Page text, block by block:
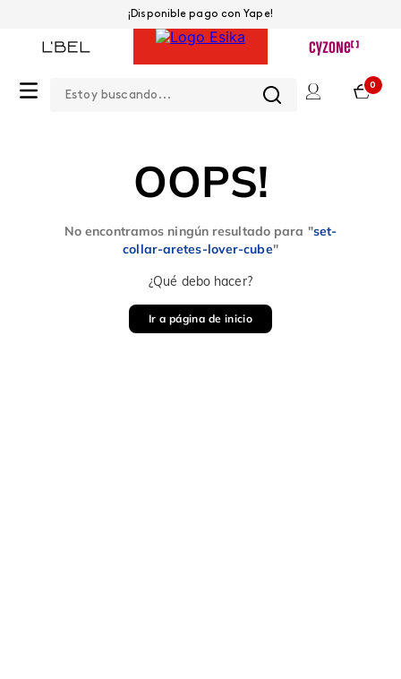
0
¡Disponible pago con Yape!
OOPS!
No encontramos ningún resultado para "set-
collar-aretes-lover-cube"
¿Qué debo hacer?
Ir a página de inicio